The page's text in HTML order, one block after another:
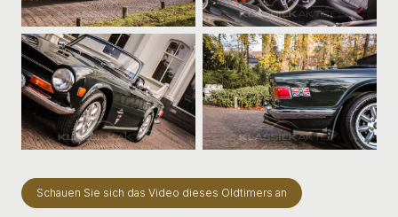
Schauen Sie sich das Video dieses Oldtimers an